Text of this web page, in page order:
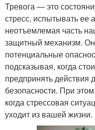
Тревога — это
стресс, испытывать ее
неотъемлемая часть
защитный механизм.
потенциальные
подсказывая, когда
предпринять действия
безопасности. При
когда стрессовая
уходит из вашей жизни.